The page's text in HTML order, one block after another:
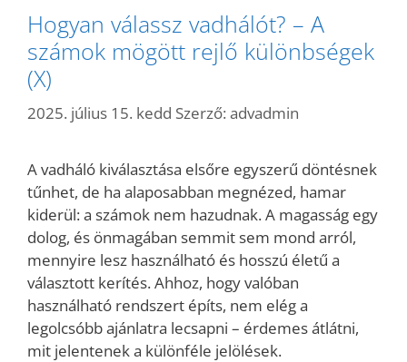
Hogyan válassz vadhálót? – A
számok mögött rejlő különbségek
(X)
2025. július 15. kedd Szerző: advadmin
A vadháló kiválasztása elsőre egyszerű döntésnek
tűnhet, de ha alaposabban megnézed, hamar
kiderül: a számok nem hazudnak. A magasság egy
dolog, és önmagában semmit sem mond arról,
mennyire lesz használható és hosszú életű a
választott kerítés. Ahhoz, hogy valóban
használható rendszert építs, nem elég a
legolcsóbb ajánlatra lecsapni – érdemes átlátni,
mit jelentenek a különféle jelölések.